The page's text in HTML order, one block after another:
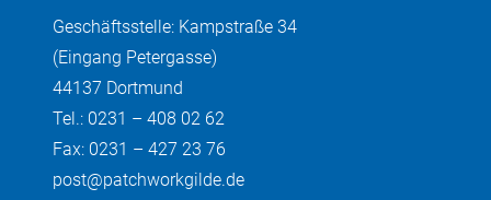
Geschäftsstelle: Kampstraße 34
(Eingang Petergasse)
44137 Dortmund
Tel.: 0231 – 408 02 62
Fax: 0231 – 427 23 76
post@patchworkgilde.de